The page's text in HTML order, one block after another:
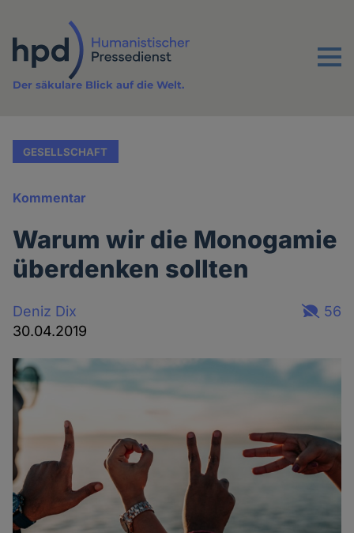
Inhalt
Menu
Der säkulare Blick auf die Welt.
GESELLSCHAFT
Kommentar
Warum wir die Monogamie
überdenken sollten
Deniz Dix
30.04.2019
56